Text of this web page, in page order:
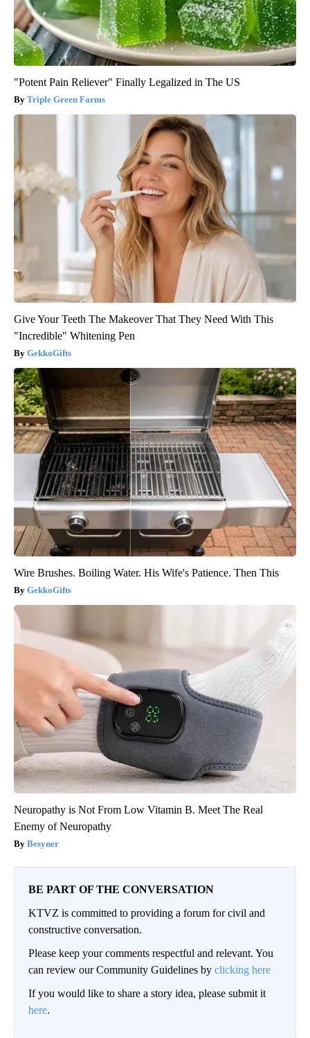
"Potent Pain Reliever" Finally Legalized in The US
Triple Green Farms
Give Your Teeth The Makeover That They Need With This
"Incredible" Whitening Pen
GekkoGifts
Wire Brushes. Boiling Water. His Wife's Patience. Then This
GekkoGifts
Neuropathy is Not From Low Vitamin B. Meet The Real
Enemy of Neuropathy
Besyner
BE PART OF THE CONVERSATION
KTVZ is committed to providing a forum for civil and
constructive conversation.
Please keep your comments respectful and relevant. You
can review our Community Guidelines by clicking here
If you would like to share a story idea, please submit it
here.